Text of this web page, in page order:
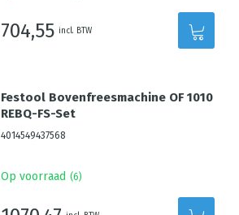
704,55 incl. BTW
Festool Bovenfreesmachine OF 1010
REBQ-FS-Set
4014549437568
Op voorraad (6)